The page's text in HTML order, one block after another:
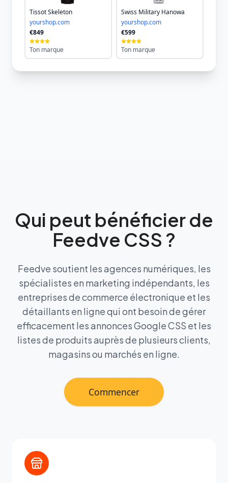
Tissot Skeleton
yourshop.com
€849
Ton marque
Swiss Military Hanowa
yourshop.com
€599
Ton marque
Qui peut bénéficier de
Feedve CSS ?
Feedve soutient les agences numériques, les
spécialistes en marketing indépendants, les
entreprises de commerce électronique et les
détaillants en ligne qui ont besoin de gérer
efficacement les annonces Google CSS et les
listes de produits auprès de plusieurs clients,
magasins ou marchés en ligne.
Commencer